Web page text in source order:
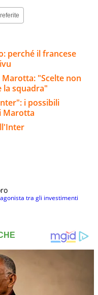
perché il francese
"Scelte non
la squadra"
i possibili
Marotta
tra gli investimenti